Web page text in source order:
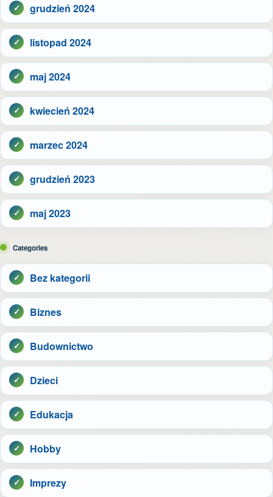
grudzień 2024
listopad 2024
maj 2024
kwiecień 2024
marzec 2024
grudzień 2023
maj 2023
Categories
Bez kategorii
Biznes
Budownictwo
Dzieci
Edukacja
Hobby
Imprezy